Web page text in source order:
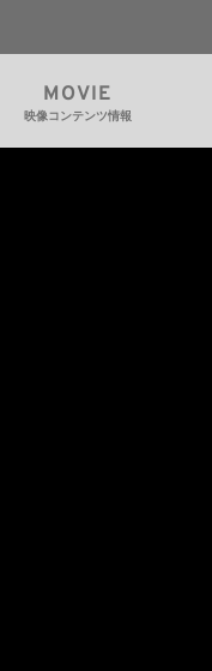
MOVIE
映像コンテンツ情報